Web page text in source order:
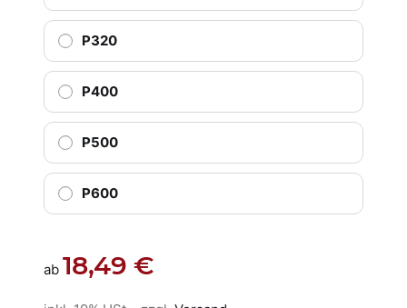
P320
P400
P500
P600
ab 18,49 €